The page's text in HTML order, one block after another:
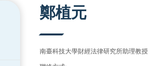
鄭植元
南臺科技大學財經法律研究所助理教授